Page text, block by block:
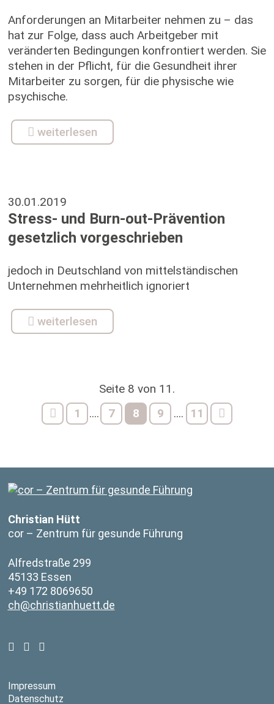
Anforderungen an Mitarbeiter nehmen zu – das
hat zur Folge, dass auch Arbeitgeber mit
veränderten Bedingungen konfrontiert werden. Sie
stehen in der Pflicht, für die Gesundheit ihrer
Mitarbeiter zu sorgen, für die physische wie
psychische.
weiterlesen
30.01.2019
Stress- und Burn-out-Prävention
gesetzlich vorgeschrieben
jedoch in Deutschland von mittelständischen
Unternehmen mehrheitlich ignoriert
weiterlesen
Seite 8 von 11.
1
.... 7 8 9 .... 11
Christian Hütt
cor – Zentrum für gesunde Führung
Alfredstraße 299
45133 Essen
+49 172 8069650
ch@christianhuett.de
Impressum
Datenschutz